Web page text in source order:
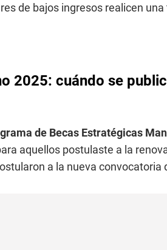
de bajos ingresos realicen
2025: cuándo se
de Becas Estratégicas
aquellos postulaste a la
a la nueva convocatoria